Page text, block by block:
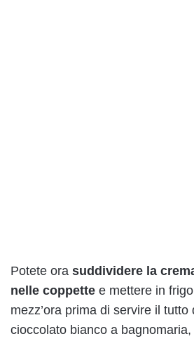
Potete ora suddividere la
nelle coppette e mettere in
mezz’ora prima di servire il
cioccolato bianco a